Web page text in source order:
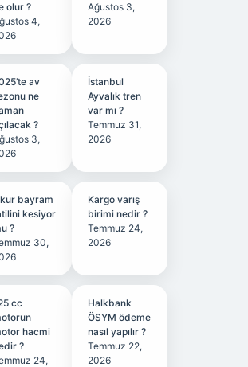
olur ?
4,
Ağustos 3,
2026
av
ne
?
3,
İstanbul
Ayvalık tren
var mı ?
Temmuz 31,
2026
bayram
kesiyor
?
30,
Kargo varış
birimi nedir ?
Temmuz 24,
2026
cc
hacmi
?
24,
Halkbank
ÖSYM ödeme
nasıl yapılır ?
Temmuz 22,
2026